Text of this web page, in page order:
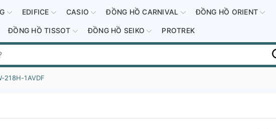
EDIFICE CASIO ĐỒNG HỒ CARNIVAL ĐỒNG HỒ ORIENT
ĐỒNG HỒ TISSOT ĐỒNG HỒ SEIKO PROTREK
218H-1AVDF